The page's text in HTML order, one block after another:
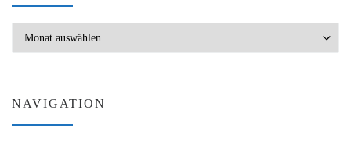
NAVIGATION